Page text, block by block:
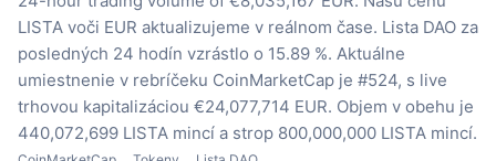
LISTA voči EUR aktualizujeme v reálnom čase. Lista DAO za
posledných 24 hodín vzrástlo o 15.89 %. Aktuálne
umiestnenie v rebríčeku CoinMarketCap je #524, s live
trhovou kapitalizáciou €24,077,714 EUR. Objem v obehu je
440,072,699 LISTA mincí a strop 800,000,000 LISTA mincí.